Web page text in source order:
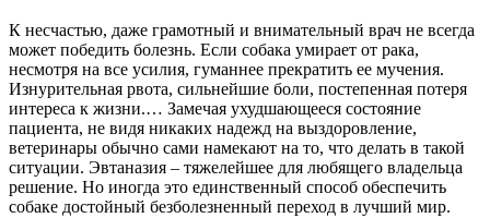
К несчастью, даже грамотный и внимательный врач не всегда
может победить болезнь. Если собака умирает от рака,
несмотря на все усилия, гуманнее прекратить ее мучения.
Изнурительная рвота, сильнейшие боли, постепенная потеря
интереса к жизни.… Замечая ухудшающееся состояние
пациента, не видя никаких надежд на выздоровление,
ветеринары обычно сами намекают на то, что делать в такой
ситуации. Эвтаназия – тяжелейшее для любящего владельца
решение. Но иногда это единственный способ обеспечить
собаке достойный безболезненный переход в лучший мир.